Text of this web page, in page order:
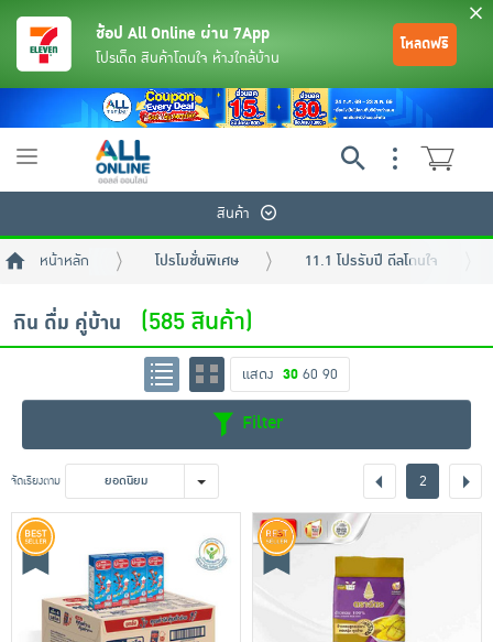
เครื่องดื่มและผงชงดื่ม
เครื่องปรุงรสและของแห้ง
ขนมขบเคี้ยว และช็อคโกแลต
อาหารสด ผัก ผลไม้และเบเกอรี่
พระเครื่อง test pop
ช้อป All Online ผ่าน 7App
โปรเด็ด สินค้าโดนใจ ห้างใกล้บ้าน
โหลดฟรี
Toggle
สินค้า
หน้าหลัก โปรโมชั่นพิเศษ 11.1 โปรรับปี ดีลโดนใจ
กิน ดื่ม คู่บ้าน (585 สินค้า)
แสดง 30 60 90
Filter
จัดเรียงตาม ยอดนิยม 2